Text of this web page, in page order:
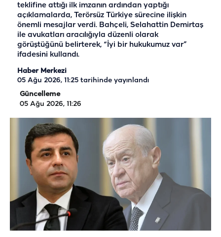
teklifine attığı ilk imzanın ardından yaptığı
açıklamalarda, Terörsüz Türkiye sürecine ilişkin
önemli mesajlar verdi. Bahçeli, Selahattin Demirtaş
ile avukatları aracılığıyla düzenli olarak
görüştüğünü belirterek, “İyi bir hukukumuz var”
ifadesini kullandı.
Haber Merkezi
05 Ağu 2026, 11:25 tarihinde yayınlandı
Güncelleme
05 Ağu 2026, 11:26